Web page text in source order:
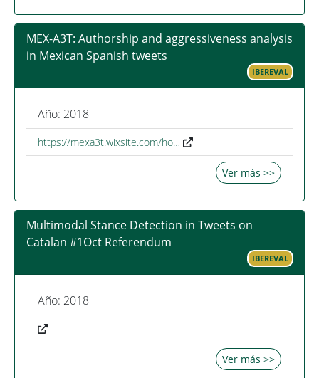
MEX-A3T: Authorship and aggressiveness analysis
in Mexican Spanish tweets
IBEREVAL
Año: 2018
https://mexa3t.wixsite.com/ho…
Ver más >>
Multimodal Stance Detection in Tweets on
Catalan #1Oct Referendum
IBEREVAL
Año: 2018
Ver más >>